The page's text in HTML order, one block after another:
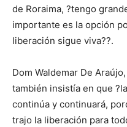
de Roraima, ?tengo
importante es la opción
liberación sigue viva??.
Dom Waldemar De
también insistía en que
continúa y continuará,
trajo la liberación para